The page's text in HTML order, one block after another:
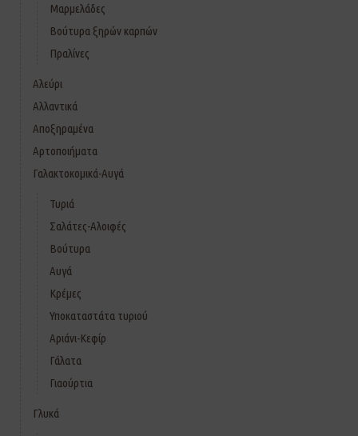
Μαρμελάδες
Βούτυρα ξηρών καρπών
Πραλίνες
Αλεύρι
Αλλαντικά
Αποξηραμένα
Αρτοποιήματα
Γαλακτοκομικά-Αυγά
Τυριά
Σαλάτες-Αλοιφές
Βούτυρα
Αυγά
Κρέμες
Υποκαταστάτα τυριού
Αριάνι-Κεφίρ
Γάλατα
Γιαούρτια
Γλυκά